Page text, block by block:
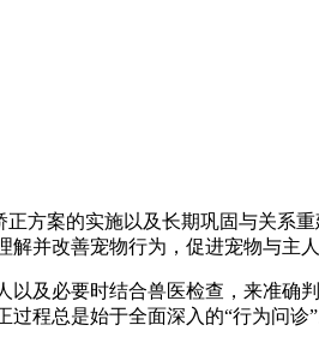
方案的实施以及长期巩固与关系
并改善宠物行为，促进宠物与主人
及必要时结合兽医检查，来准确
程总是始于全面深入的“行为问诊”